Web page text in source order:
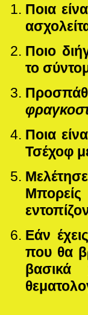
Ποια
Ποιο
το
Ποια
Τσέχοφ
Εάν
που θα
βασικά